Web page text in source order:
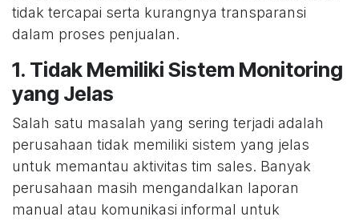
tidak tercapai serta kurangnya transparansi
dalam proses penjualan.
1. Tidak Memiliki Sistem Monitoring
yang Jelas
Salah satu masalah yang sering terjadi adalah
perusahaan tidak memiliki sistem yang jelas
untuk memantau aktivitas tim sales. Banyak
perusahaan masih mengandalkan laporan
manual atau komunikasi informal untuk